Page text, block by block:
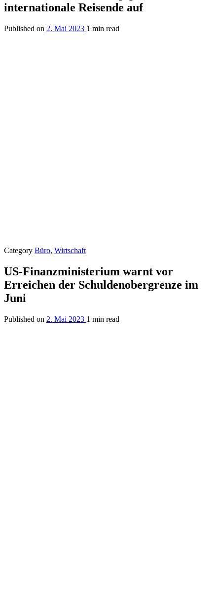
internationale Reisende auf
Published on 2. Mai 2023 1 min read
Category Büro, Wirtschaft
US-Finanzministerium warnt vor
Erreichen der Schuldenobergrenze im
Juni
Published on 2. Mai 2023 1 min read